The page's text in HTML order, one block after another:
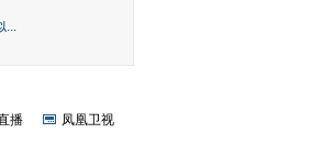
...
播
凤凰卫视